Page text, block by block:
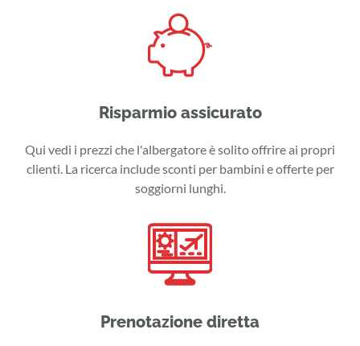
Risparmio assicurato
Qui vedi i prezzi che l'albergatore è solito offrire ai propri
clienti. La ricerca include sconti per bambini e offerte per
soggiorni lunghi.
Prenotazione diretta